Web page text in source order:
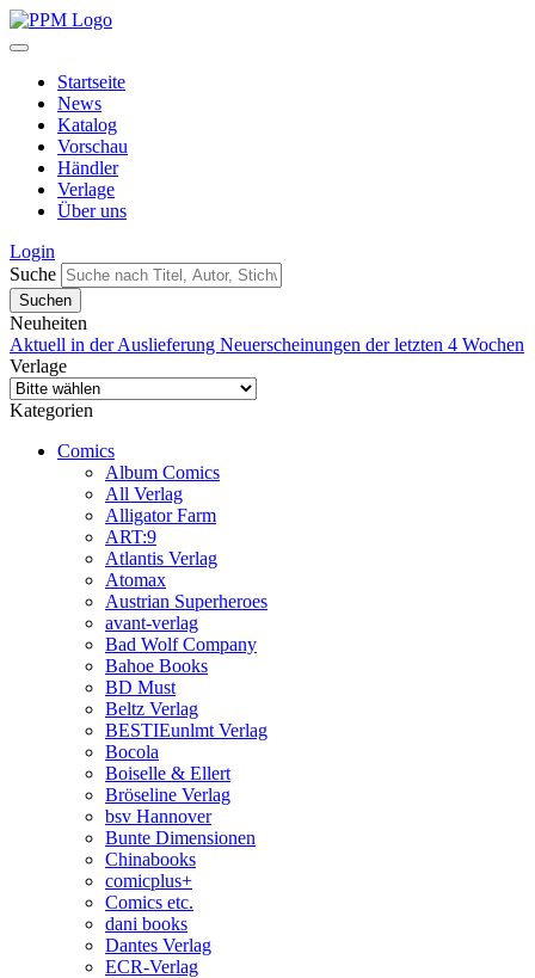
Startseite
News
Katalog
Vorschau
Händler
Verlage
Über uns
Login
Suche
Neuheiten
Aktuell in der Auslieferung Neuerscheinungen der letzten 4 Wochen
Verlage
Kategorien
Comics
Album Comics
All Verlag
Alligator Farm
ART:9
Atlantis Verlag
Atomax
Austrian Superheroes
avant-verlag
Bad Wolf Company
Bahoe Books
BD Must
Beltz Verlag
BESTIEunlmt Verlag
Bocola
Boiselle & Ellert
Bröseline Verlag
bsv Hannover
Bunte Dimensionen
Chinabooks
comicplus+
Comics etc.
dani books
Dantes Verlag
ECR-Verlag